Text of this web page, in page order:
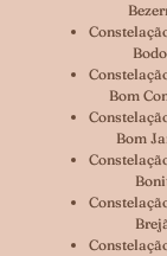
Bom
Bom